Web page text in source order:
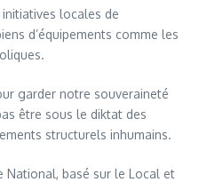
locales de
d’équipements comme les
garder notre souveraineté
être sous le diktat des
structurels inhumains.
National, basé sur le Local et